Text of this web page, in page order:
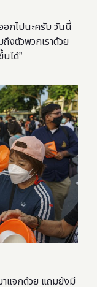
อกไปนะครับ วันนี้
งตัวพวกเราด้วย
ได้”
แจกด้วย แถมยังมี